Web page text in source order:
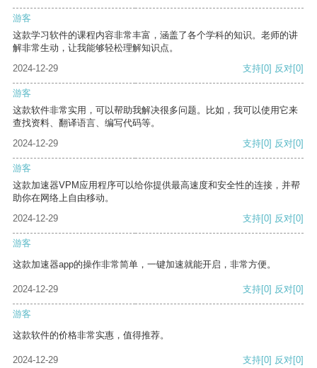
游客
这款学习软件的课程内容非常丰富，涵盖了各个学科的知识。老师的讲
解非常生动，让我能够轻松理解知识点。
2024-12-29
支持[0] 反对[0]
游客
这款软件非常实用，可以帮助我解决很多问题。比如，我可以使用它来
查找资料、翻译语言、编写代码等。
2024-12-29
支持[0] 反对[0]
游客
这款加速器VPM应用程序可以给你提供最高速度和安全性的连接，并帮
助你在网络上自由移动。
2024-12-29
支持[0] 反对[0]
游客
这款加速器app的操作非常简单，一键加速就能开启，非常方便。
2024-12-29 支持[0] 反对[0]
游客
这款软件的价格非常实惠，值得推荐。
2024-12-29 支持[0] 反对[0]